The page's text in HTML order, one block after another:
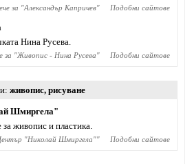
за "Александър Капричев" Подобни сайтове
Нина Русева.
за "Живопис - Нина Русева" Подобни сайтове
живопис, рисуване
Шмиргела"
за живопис и пластика.
"Николай Шмиргела"" Подобни сайтове